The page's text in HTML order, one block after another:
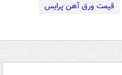
قیمت ورق آهن پرایس